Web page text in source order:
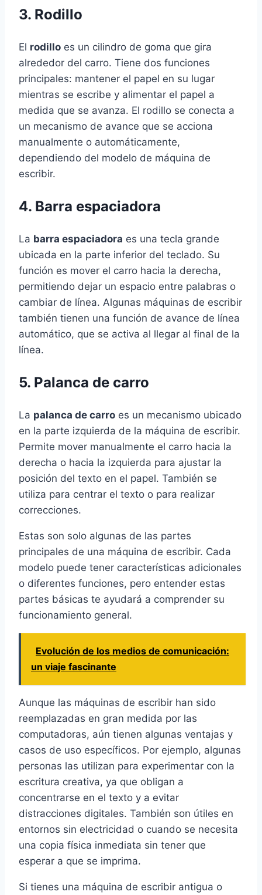
3. Rodillo
El rodillo es un cilindro de goma que gira
alrededor del carro. Tiene dos funciones
principales: mantener el papel en su lugar
mientras se escribe y alimentar el papel a
medida que se avanza. El rodillo se conecta a
un mecanismo de avance que se acciona
manualmente o automáticamente,
dependiendo del modelo de máquina de
escribir.
4. Barra espaciadora
La barra espaciadora es una tecla grande
ubicada en la parte inferior del teclado. Su
función es mover el carro hacia la derecha,
permitiendo dejar un espacio entre palabras o
cambiar de línea. Algunas máquinas de escribir
también tienen una función de avance de línea
automático, que se activa al llegar al final de la
línea.
5. Palanca de carro
La palanca de carro es un mecanismo ubicado
en la parte izquierda de la máquina de escribir.
Permite mover manualmente el carro hacia la
derecha o hacia la izquierda para ajustar la
posición del texto en el papel. También se
utiliza para centrar el texto o para realizar
correcciones.
Estas son solo algunas de las partes
principales de una máquina de escribir. Cada
modelo puede tener características adicionales
o diferentes funciones, pero entender estas
partes básicas te ayudará a comprender su
funcionamiento general.
Evolución de los medios de comunicación:
un viaje fascinante
Aunque las máquinas de escribir han sido
reemplazadas en gran medida por las
computadoras, aún tienen algunas ventajas y
casos de uso específicos. Por ejemplo, algunas
personas las utilizan para experimentar con la
escritura creativa, ya que obligan a
concentrarse en el texto y a evitar
distracciones digitales. También son útiles en
entornos sin electricidad o cuando se necesita
una copia física inmediata sin tener que
esperar a que se imprima.
Si tienes una máquina de escribir antigua o